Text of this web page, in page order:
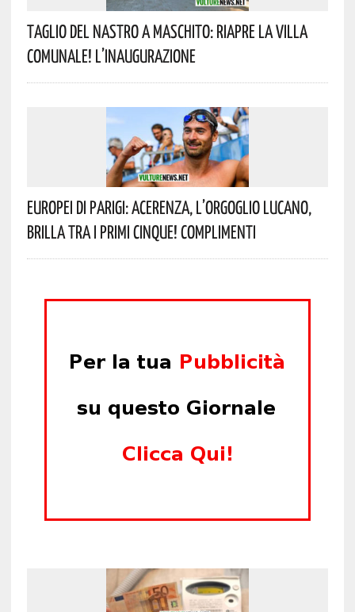
Taglio Del Nastro A Maschito: Riapre La Villa
Comunale! L’inaugurazione
Europei Di Parigi: Acerenza, L’orgoglio Lucano,
Brilla Tra I Primi Cinque! Complimenti